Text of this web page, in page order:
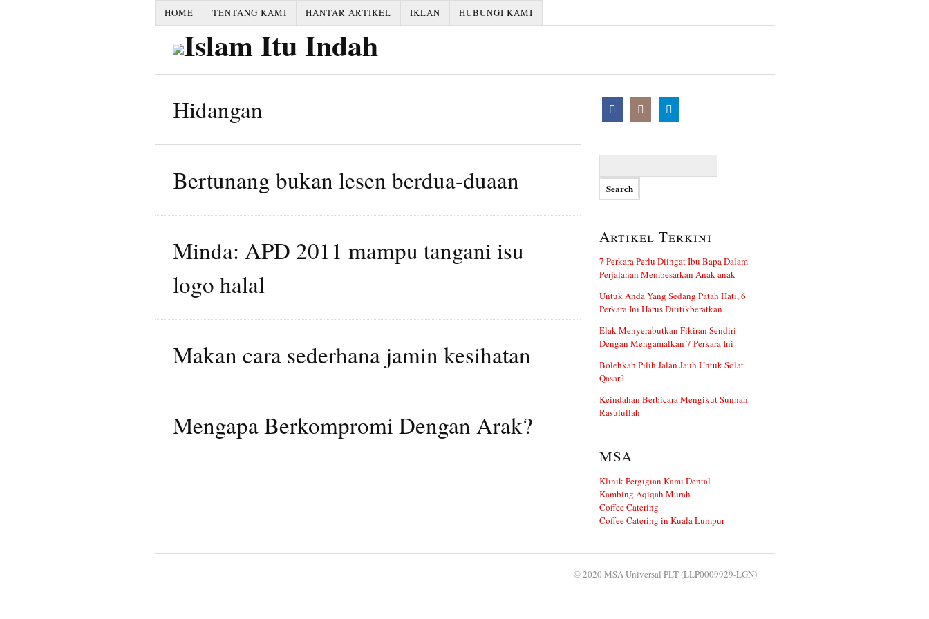
HOME TENTANG KAMI HANTAR ARTIKEL IKLAN HUBUNGI KAMI
Hidangan
Bertunang bukan lesen berdua-duaan
Minda: APD 2011 mampu tangani isu
logo halal
Makan cara sederhana jamin kesihatan
Mengapa Berkompromi Dengan Arak?
Artikel Terkini
7 Perkara Perlu Diingat Ibu Bapa Dalam
Perjalanan Membesarkan Anak-anak
Untuk Anda Yang Sedang Patah Hati, 6
Perkara Ini Harus Dititikberatkan
Elak Menyerabutkan Fikiran Sendiri
Dengan Mengamalkan 7 Perkara Ini
Bolehkah Pilih Jalan Jauh Untuk Solat
Qasar?
Keindahan Berbicara Mengikut Sunnah
Rasulullah
MSA
Klinik Pergigian Kami Dental
Kambing Aqiqah Murah
Coffee Catering
Coffee Catering in Kuala Lumpur
© 2020 MSA Universal PLT (LLP0009929-LGN)